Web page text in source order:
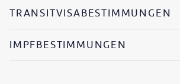
TRANSITVISABESTIMMUNGEN
IMPFBESTIMMUNGEN